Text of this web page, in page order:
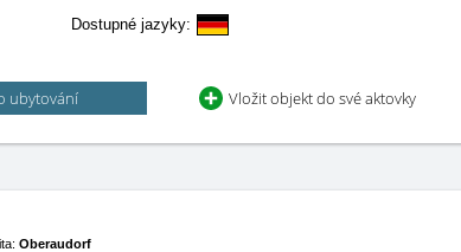
Dostupné jazyky:
ubytování Vložit objekt do své aktovky
Oberaudorf